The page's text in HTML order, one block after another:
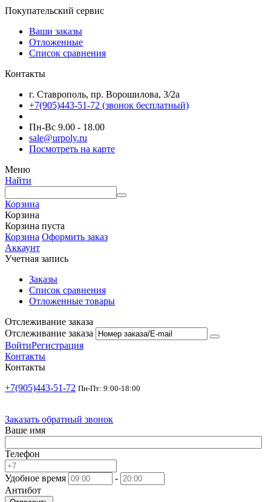
Покупательский сервис
Ваши заказы
Отложенные
Список сравнения
Контакты
г. Ставрополь, пр. Ворошилова, 3/2а
+7(905)443-51-72 (звонок бесплатный)
Пн-Вс 9.00 - 18.00
sale@urpoly.ru
Посмотреть на карте
Меню
Найти
Корзина
Корзина
Корзина пуста
Корзина Оформить заказ
Аккаунт
Учетная запись
Заказы
Список сравнения
Отложенные товары
Отслеживание заказа
Отслеживание заказа
ВойтиРегистрация
Контакты
Контакты
+7(905)443-51-72 Пн-Пт: 9:00-18:00
Заказать обратный звонок
Ваше имя
Телефон
Удобное время
-
Антибот